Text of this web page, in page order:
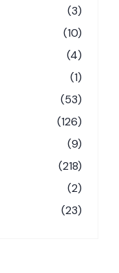
(3)
(10)
(4)
(1)
(53)
(126)
(9)
(218)
(2)
(23)